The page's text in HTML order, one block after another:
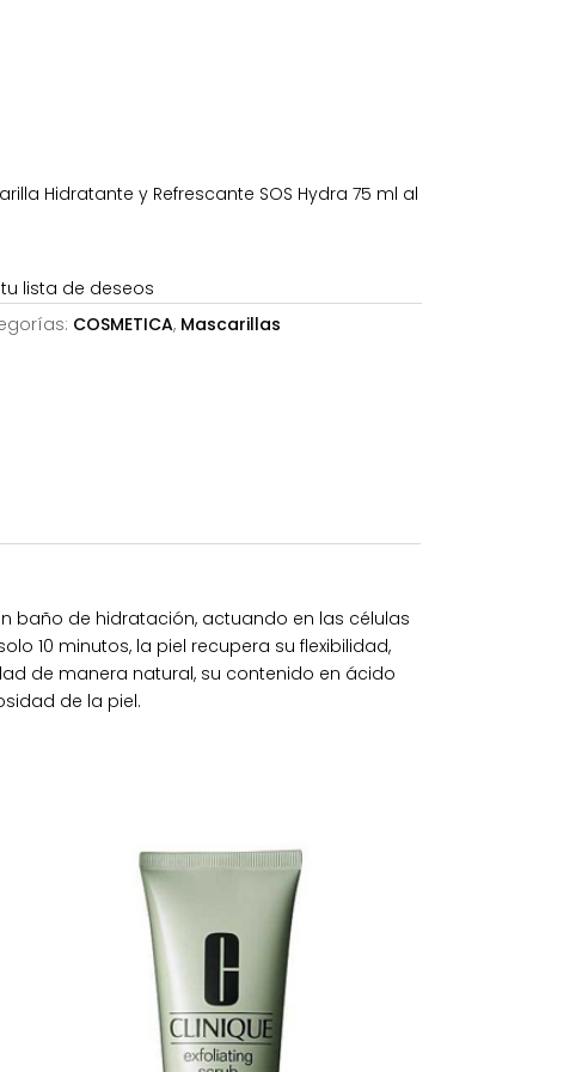
Hidratante y Refrescante SOS Hydra 75 ml al
lista de deseos
COSMETICA, Mascarillas
baño de hidratación, actuando en las células
10 minutos, la piel recupera su flexibilidad,
de manera natural, su contenido en ácido
de la piel.